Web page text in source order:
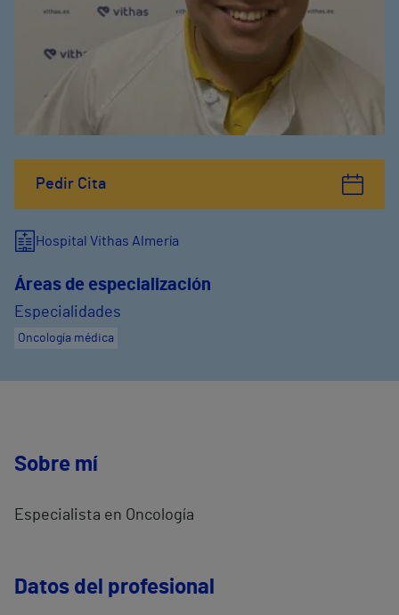
Pedir Cita
Hospital Vithas Almería
Áreas de especialización
Especialidades
Oncología médica
Sobre mí
Especialista en Oncología
Datos del profesional